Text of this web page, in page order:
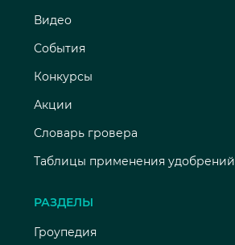
Видео
События
Конкурсы
Акции
Словарь гровера
Таблицы применения удобрений
РАЗДЕЛЫ
Гроупедия